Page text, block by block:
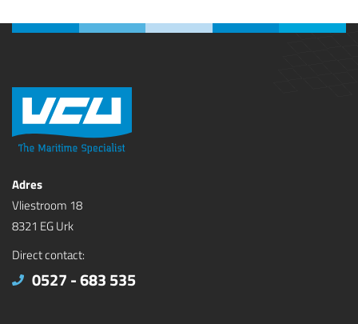
Adres
Vliestroom 18
8321 EG Urk
Direct contact:
0527 - 683 535